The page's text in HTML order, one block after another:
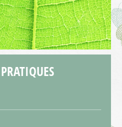
PRATIQUES